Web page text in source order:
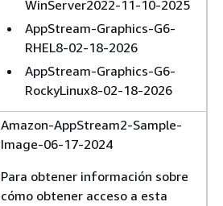
WinServer2022-11-10-2025
AppStream-Graphics-G6-
RHEL8-02-18-2026
AppStream-Graphics-G6-
RockyLinux8-02-18-2026
Amazon-AppStream2-Sample-
Image-06-17-2024
Para obtener información sobre
cómo obtener acceso a esta